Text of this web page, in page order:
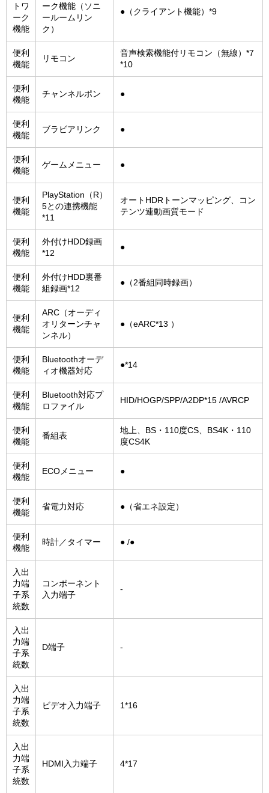
トワ
ーク
機能
ーク機能（ソニ
ールームリン
ク）
●（クライアント機能）*9
便利
機能
リモコン
音声検索機能付リモコン（無線）*7
*10
便利
機能
チャンネルポン ●
便利
機能
ブラビアリンク ●
便利
機能
ゲームメニュー ●
便利
機能
PlayStation（R）
5との連携機能
*11
オートHDRトーンマッピング、コン
テンツ連動画質モード
便利
機能
外付けHDD録画
*12
●
便利
機能
外付けHDD裏番
組録画*12
●（2番組同時録画）
便利
機能
ARC（オーディ
オリターンチャ
ンネル）
●（eARC*13 ）
便利
機能
Bluetoothオーデ
ィオ機器対応
●*14
便利
機能
Bluetooth対応プ
ロファイル
HID/HOGP/SPP/A2DP*15 /AVRCP
便利
機能
番組表
地上、BS・110度CS、BS4K・110
度CS4K
便利
機能
ECOメニュー ●
便利
機能
省電力対応 ●（省エネ設定）
便利
機能
時計／タイマー ● /●
入出
力端
子系
統数
コンポーネント
入力端子
-
入出
力端
子系
統数
D端子 -
入出
力端
子系
統数
ビデオ入力端子 1*16
入出
力端
子系
統数
HDMI入力端子 4*17